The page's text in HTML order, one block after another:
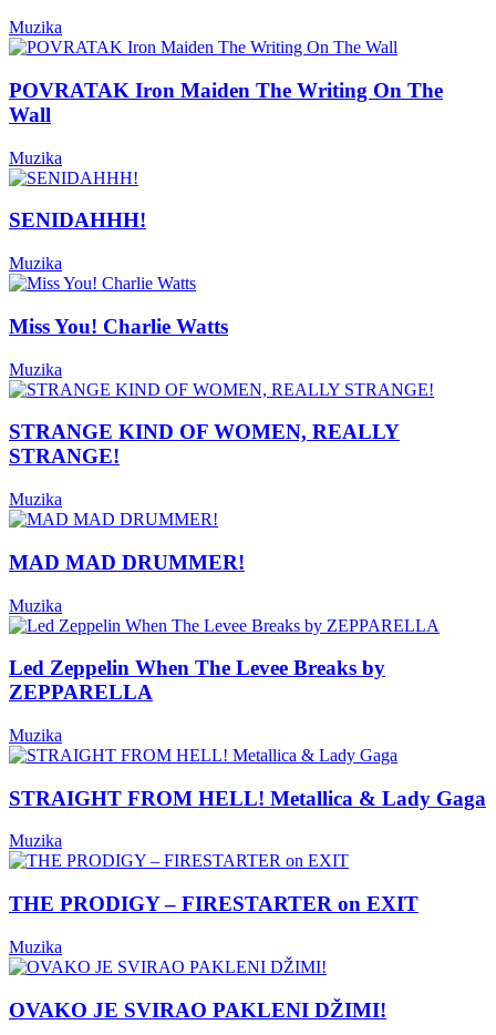
Muzika
POVRATAK Iron Maiden The Writing On The
Wall
Muzika
SENIDAHHH!
Muzika
Miss You! Charlie Watts
Muzika
STRANGE KIND OF WOMEN, REALLY
STRANGE!
Muzika
MAD MAD DRUMMER!
Muzika
Led Zeppelin When The Levee Breaks by
ZEPPARELLA
Muzika
STRAIGHT FROM HELL! Metallica & Lady Gaga
Muzika
THE PRODIGY – FIRESTARTER on EXIT
Muzika
OVAKO JE SVIRAO PAKLENI DŽIMI!